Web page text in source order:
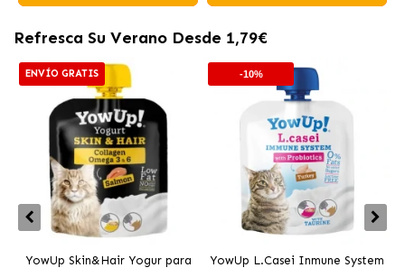
Refresca Su Verano Desde 1,79€
ENVÍO GRATIS
YowUp Skin&Hair Yogur para
-10%
YowUp L.Casei Inmune System